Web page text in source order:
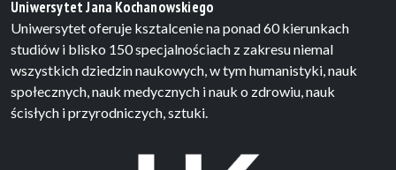
Uniwersytet Jana Kochanowskiego
Uniwersytet oferuje ksztalcenie na ponad 60 kierunkach
studiów i blisko 150 specjalnościach z zakresu niemal
wszystkich dziedzin naukowych, w tym humanistyki, nauk
społecznych, nauk medycznych i nauk o zdrowiu, nauk
ścisłych i przyrodniczych, sztuki.